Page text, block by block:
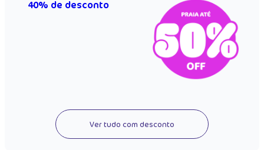
Ver tudo com desconto